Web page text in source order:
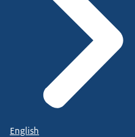
English